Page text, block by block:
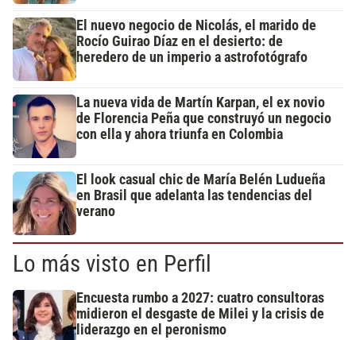
El nuevo negocio de Nicolás, el marido de
Rocío Guirao Díaz en el desierto: de
heredero de un imperio a astrofotógrafo
La nueva vida de Martín Karpan, el ex novio
de Florencia Peña que construyó un negocio
con ella y ahora triunfa en Colombia
El look casual chic de María Belén Ludueña
en Brasil que adelanta las tendencias del
verano
Lo más visto en Perfil
Encuesta rumbo a 2027: cuatro consultoras
midieron el desgaste de Milei y la crisis de
liderazgo en el peronismo